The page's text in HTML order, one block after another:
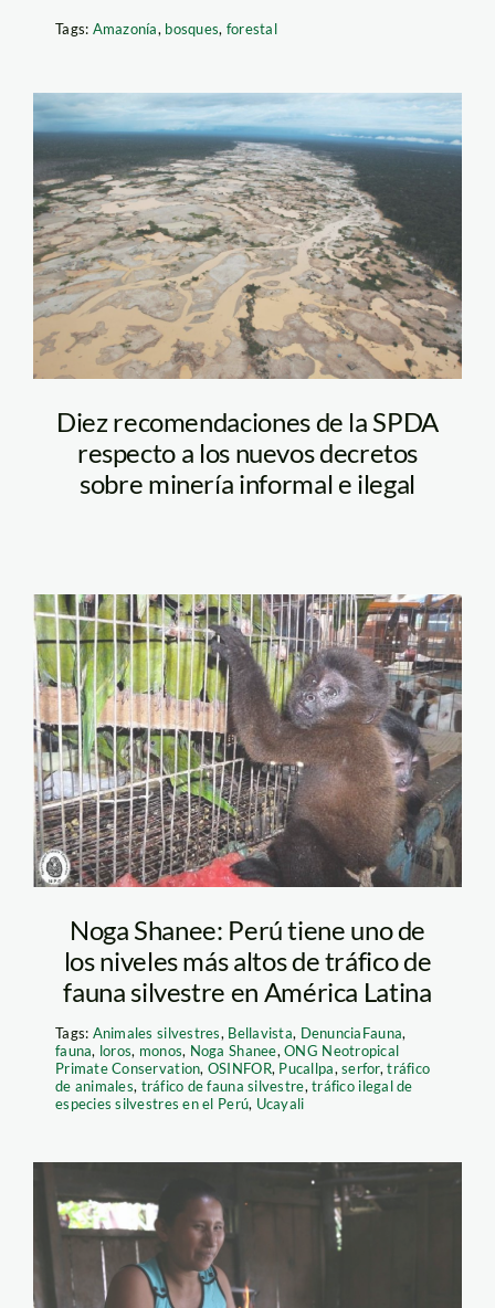
Tags: Amazonía, bosques, forestal
Diez recomendaciones de la SPDA
respecto a los nuevos decretos
sobre minería informal e ilegal
Noga Shanee: Perú tiene uno de
los niveles más altos de tráfico de
fauna silvestre en América Latina
Tags: Animales silvestres, Bellavista, DenunciaFauna,
fauna, loros, monos, Noga Shanee,ONG Neotropical
Primate Conservation, OSINFOR, Pucallpa,serfor,tráfico
de animales, tráfico de fauna silvestre,tráfico ilegal de
especies silvestres en el Perú, Ucayali
Llucelma_ABISA_SPDA